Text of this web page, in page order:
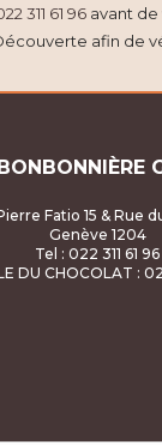
311 61 96avant de
afin de
Fatio 15 & Rue
Genève 1204
Tel : 022 311 61 96
DU CHOCOLAT :